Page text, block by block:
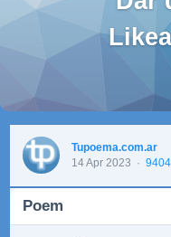
Tupoema.com.ar
14 Apr 2023 ·
Poem